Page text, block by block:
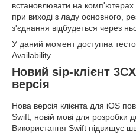
встановлювати на
при виході з ладу основного,
з'єднання відбудеться через
У даний момент доступна
Availability.
Новий sip-клієнт
версія
Нова версія клієнта для iOS
Swift, новій мові для розробки
Використання Swift підвищує